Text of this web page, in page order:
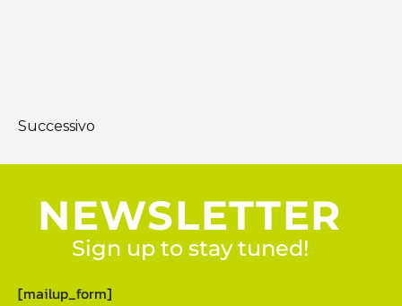
Successivo
NEWSLETTER
Sign up to stay tuned!
[mailup_form]